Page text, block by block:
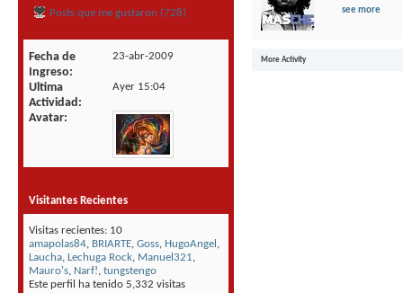
Posts que me gustaron (728)
Fecha de
Ingreso
23-abr-2009
Ultima
Actividad
Ayer 15:04
Avatar
Visitantes Recientes
Visitas recientes: 10
amapolas84, BRIARTE, Goss, HugoAngel ,
Laucha, Lechuga Rock, Manuel321,
Mauro's, Narf!, tungstengo
Este perfil ha tenido 5,332 visitas
see more
More Activity